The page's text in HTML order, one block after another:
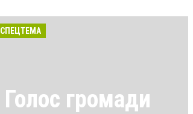
СПЕЦТЕМА
Голос громади